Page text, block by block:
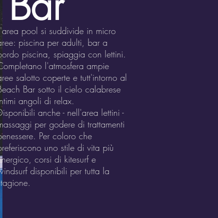
pool si suddivide in micro
piscina per adulti, bar a
piscina, spiaggia con lettini.
l'atmosfera ampie
salotto coperte e tutt'intorno al
Bar sotto il cielo calabrese
angoli di relax.
anche - nell'area lettini -
per godere di trattamenti
Per coloro che
uno stile di vita più
corsi di kitesurf e
disponibili per tutta la